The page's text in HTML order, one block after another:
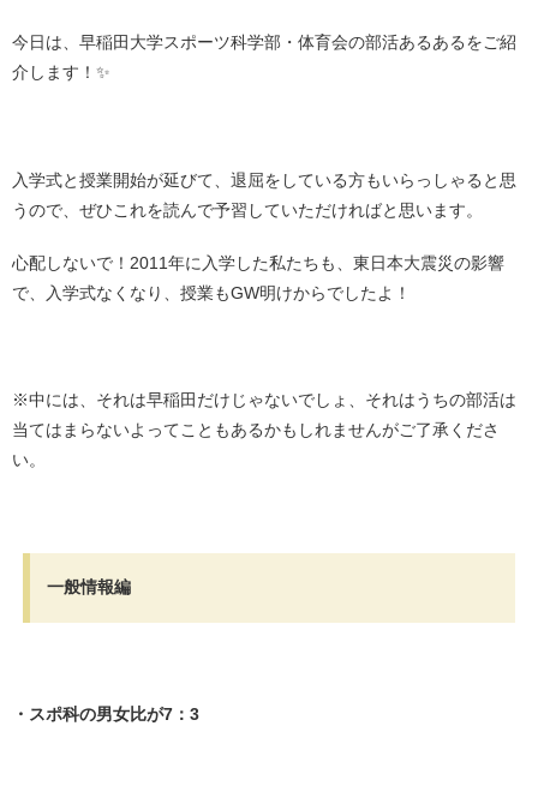
今日は、早稲田大学スポーツ科学部・体育会の部活あるあるをご紹
介します！✨
入学式と授業開始が延びて、退屈をしている方もいらっしゃると思
うので、ぜひこれを読んで予習していただければと思います。
心配しないで！2011年に入学した私たちも、東日本大震災の影響
で、入学式なくなり、授業もGW明けからでしたよ！
※中には、それは早稲田だけじゃないでしょ、それはうちの部活は
当てはまらないよってこともあるかもしれませんがご了承くださ
い。
一般情報編
・スポ科の男女比が7：3